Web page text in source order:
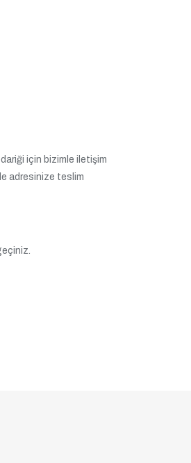
için bizimle iletişim
adresinize teslim